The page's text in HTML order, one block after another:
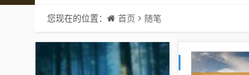
您现在的位置： 首页 随笔